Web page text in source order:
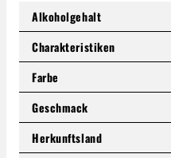
Preise inkl. MwSt. zzgl. Versandkosten
Produkt Anzahl: Gib
Alkoholgehalt
Charakteristiken
Farbe
Geschmack
Herkunftsland